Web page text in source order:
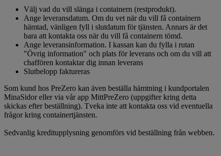
Välj vad du vill slänga i containern (restprodukt).
Ange leveransdatum. Om du vet när du vill få containern
hämtad, vänligen fyll i slutdatum för tjänsten. Annars är det
bara att kontakta oss när du vill få containern tömd.
Ange leveransinformation. I kassan kan du fylla i rutan
"Övrig information" och plats för leverans och om du vill att
chaffören kontaktar dig innan leverans
Slutbelopp faktureras
Som kund hos PreZero kan även beställa hämtning i kundportalen
MinaSidor eller via vår app MittPreZero (uppgifter kring detta
skickas efter beställning). Tveka inte att kontakta oss vid eventuella
frågor kring containertjänsten.
Sedvanlig kreditupplysning genomförs vid beställning från webben.